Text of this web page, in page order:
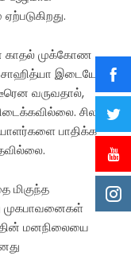
காதல் முக்கோண
சாஹித்யா இடையே
வருவதால்,
சில
பாதிக்க
மிகுந்த
முகபாவனைகள்
மனநிலையை